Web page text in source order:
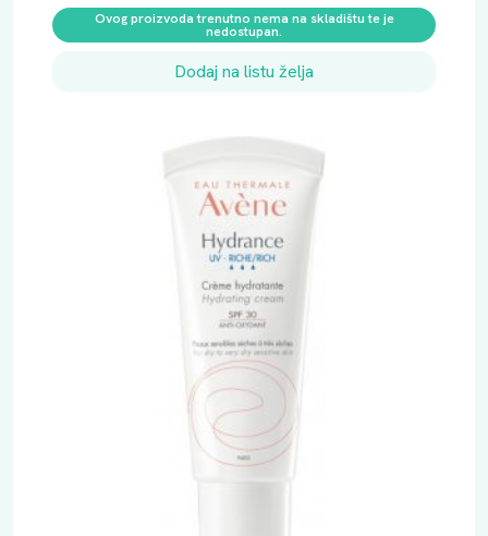
Ovog proizvoda trenutno nema na skladištu te je
nedostupan.
Dodaj na listu želja